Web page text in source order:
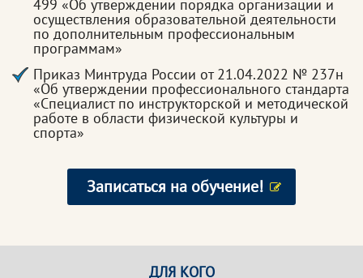
499 «Об утверждении порядка организации и
осуществления образовательной деятельности
по дополнительным профессиональным
программам»
Приказ Минтруда России от 21.04.2022 № 237н
«Об утверждении профессионального стандарта
«Специалист по инструкторской и методической
работе в области физической культуры и
спорта»
Записаться на обучение!
ДЛЯ КОГО